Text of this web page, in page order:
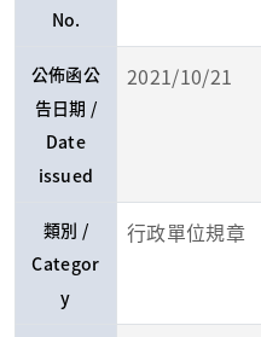
No.
公佈函公
告日期 /
Date
issued
2021/10/21
類別 /
Categor
y
行政單位規章